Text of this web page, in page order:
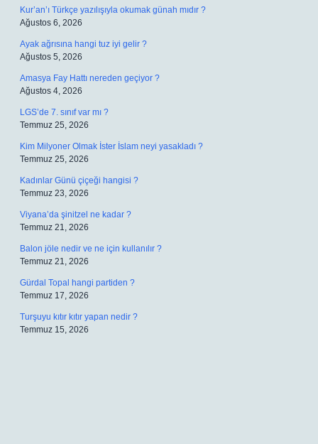
Kur’an’ı Türkçe yazılışıyla okumak günah mıdır ?
Ağustos 6, 2026
Ayak ağrısına hangi tuz iyi gelir ?
Ağustos 5, 2026
Amasya Fay Hattı nereden geçiyor ?
Ağustos 4, 2026
LGS’de 7. sınıf var mı ?
Temmuz 25, 2026
Kim Milyoner Olmak İster İslam neyi yasakladı ?
Temmuz 25, 2026
Kadınlar Günü çiçeği hangisi ?
Temmuz 23, 2026
Viyana’da şinitzel ne kadar ?
Temmuz 21, 2026
Balon jöle nedir ve ne için kullanılır ?
Temmuz 21, 2026
Gürdal Topal hangi partiden ?
Temmuz 17, 2026
Turşuyu kıtır kıtır yapan nedir ?
Temmuz 15, 2026